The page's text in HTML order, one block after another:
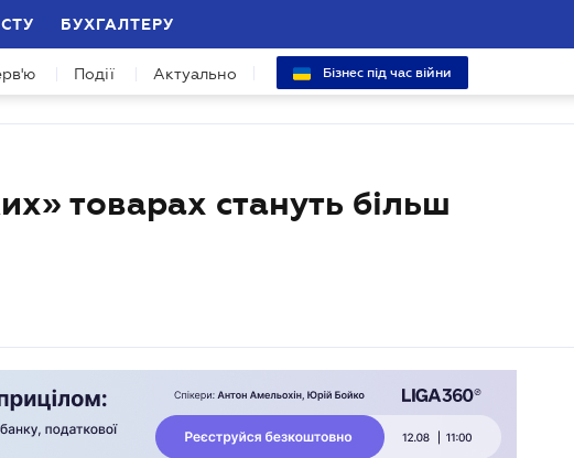
БУХГАЛТЕРУ
Події Актуально Бізнес під час війни
товарах стануть більш